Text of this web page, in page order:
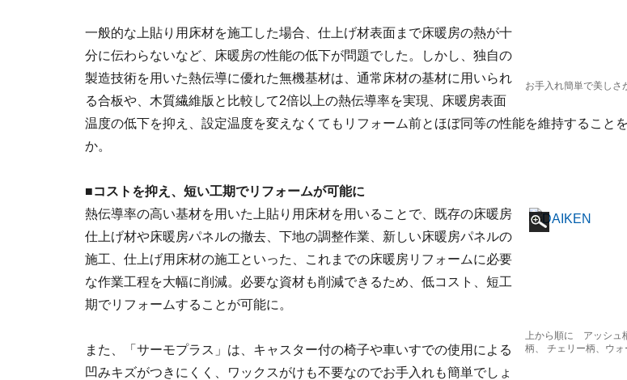
お手入れ簡単で美しさ
一般的な上貼り用床材を施工した場合、仕上げ材表面まで床暖房の熱が十
分に伝わらないなど、床暖房の性能の低下が問題でした。しかし、独自の
製造技術を用いた熱伝導に優れた無機基材は、通常床材の基材に用いられ
る合板や、木質繊維版と比較して2倍以上の熱伝導率を実現、床暖房表面
温度の低下を抑え、設定温度を変えなくてもリフォーム前とほぼ同等の性能を維持すること
か。
■コストを抑え、短い工期でリフォームが可能に
上から順に アッシュ
柄、 チェリー柄、ウ
熱伝導率の高い基材を用いた上貼り用床材を用いることで、既存の床暖房
仕上げ材や床暖房パネルの撤去、下地の調整作業、新しい床暖房パネルの
施工、仕上げ用床材の施工といった、これまでの床暖房リフォームに必要
な作業工程を大幅に削減。必要な資材も削減できるため、低コスト、短工
期でリフォームすることが可能に。
また、「サーモプラス」は、キャスター付の椅子や車いすでの使用による
凹みキズがつきにくく、ワックスがけも不要なのでお手入れも簡単でしょ